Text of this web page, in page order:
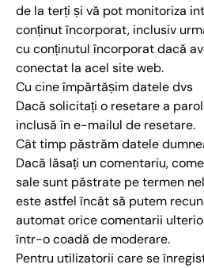
de la terți și vă pot monitoriza
conținut încorporat, inclusiv
cu conținutul încorporat dacă
conectat la acel site web.
Cu cine împărtășim datele dvs
Dacă solicitați o resetare a
inclusă în e-mailul de resetare.
Cât timp păstrăm datele
Dacă lăsați un comentariu,
sale sunt păstrate pe termen
este astfel încât să putem
automat orice comentarii
într-o coadă de moderare.
Pentru utilizatorii care se